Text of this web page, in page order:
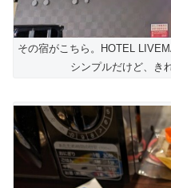
その宿がこちら。HOTEL
シンプルだけど、き